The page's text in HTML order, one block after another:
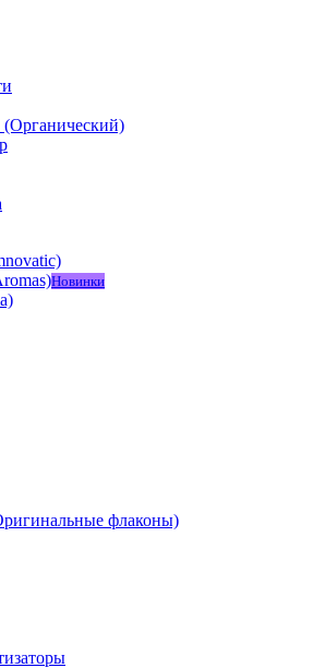
Новинки
флаконы)